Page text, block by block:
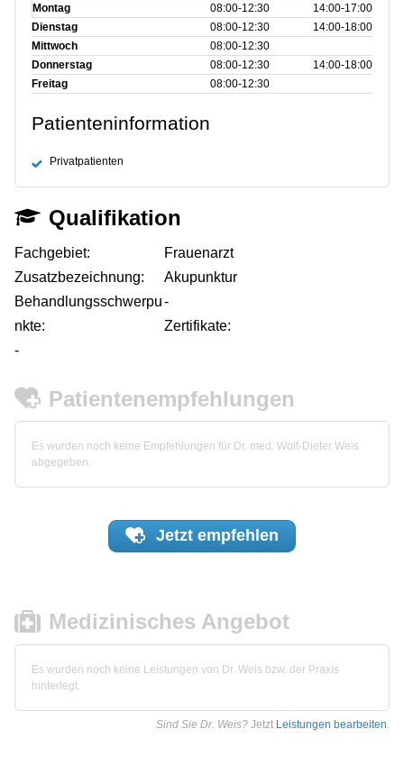
Montag 08:00‑12:30
14:00‑17:00
Dienstag
08:00‑12:30
14:00‑18:00
Mittwoch
08:00‑12:30
Donnerstag
08:00‑12:30
14:00‑18:00
Freitag
08:00‑12:30
Patienteninformation
Privatpatienten
Qualifikation
Fachgebiet:
Frauenarzt
Zusatzbezeichnung:
Akupunktur
Behandlungsschwerpu
nkte:
-
Zertifikate:
-
Patientenempfehlungen
Es wurden noch keine Empfehlungen für Dr. med. Wolf-Dieter Weis
abgegeben.
Jetzt empfehlen
Medizinisches Angebot
Es wurden noch keine Leistungen von Dr. Weis bzw. der Praxis
hinterlegt.
Sind Sie Dr. Weis? Jetzt Leistungen bearbeiten.